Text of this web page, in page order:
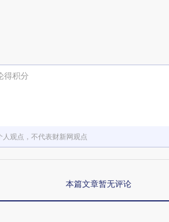
得积分
人观点，不代表财新网观点
本篇文章暂无评论